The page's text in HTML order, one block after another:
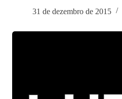
31 de dezembro de 2015